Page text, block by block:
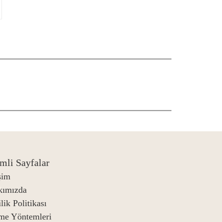
Sayfalar
Politikası
Yöntemleri